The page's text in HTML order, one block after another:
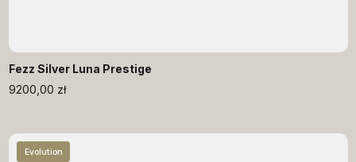
Fezz Silver Luna Prestige
9200,00 zł
Evolution